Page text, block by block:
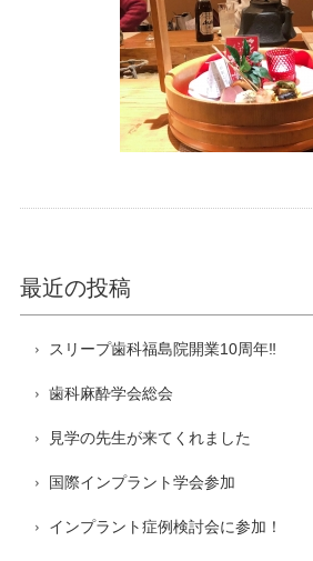
最近の投稿
スリープ歯科福島院開業10周年‼️
歯科麻酔学会総会
見学の先生が来てくれました
国際インプラント学会参加
インプラント症例検討会に参加！